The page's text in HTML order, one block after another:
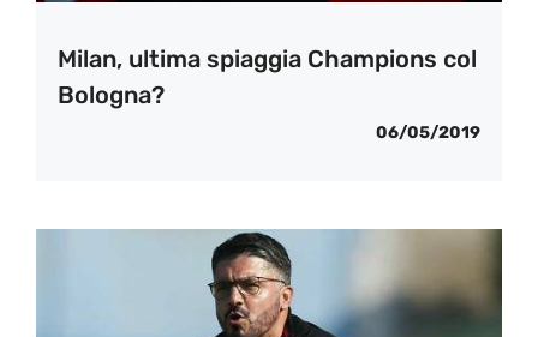
Milan, ultima spiaggia Champions col
Bologna?
06/05/2019